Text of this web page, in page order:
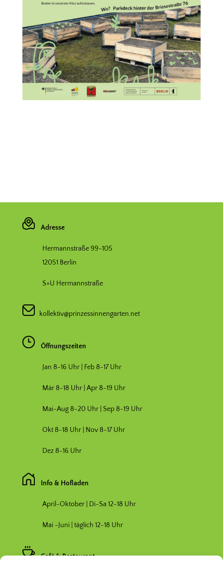
Adresse
Hermannstraße 99-105
12051 Berlin
S+U Hermannstraße
kollektiv@prinzessinnengarten.net
Öffnungszeiten
Jan 8-16 Uhr | Feb 8-17 Uhr
Mär 8-18 Uhr | Apr 8-19 Uhr
Mai-Aug 8-20 Uhr | Sep 8-19 Uhr
Okt 8-18 Uhr | Nov 8-17 Uhr
Dez 8-16 Uhr
Info & Hofladen
April-Oktober | Di-Sa 12-18 Uhr
Mai -Juni | täglich 12-18 Uhr
Café & Restaurant